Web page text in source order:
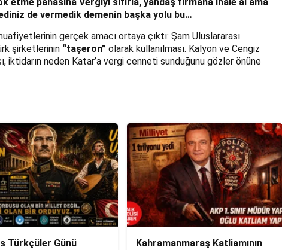
etme pahasına Vergiyi sıfırla, yandaş firmana ihale al ama
de vermedik demenin başka yolu bu…
gerçek amacı ortaya çıktı: Şam Uluslararası
şirketlerinin “taşeron” olarak kullanılması. Kalyon ve Cengiz
iktidarın neden Katar’a vergi cenneti sunduğunu gözler önüne
Türkçüler Günü
Kahramanmaraş Katliamının